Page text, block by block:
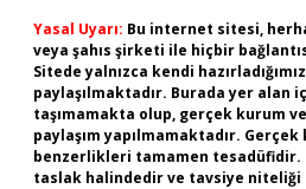
Yasal Uyarı: Bu internet sitesi,
veya şahıs şirketi ile hiçbir
Sitede yalnızca kendi
paylaşılmaktadır. Burada yer alan
taşımamakta olup, gerçek kurum
paylaşım yapılmamaktadır.
benzerlikleri tamamen
taslak halindedir ve tavsiye niteliği